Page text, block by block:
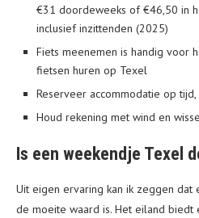
€31 doordeweeks of €46,50 in
inclusief inzittenden (2025)
Fiets meenemen is handig voor
fietsen huren op Texel
Reserveer accommodatie op
Houd rekening met wind en
Is een weekendje Texel
Uit eigen ervaring kan ik zeggen dat
de moeite waard is. Het eiland biedt